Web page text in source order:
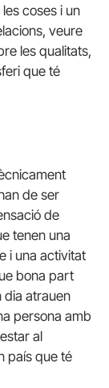
coses i un
veure
les qualitats,
que té
de ser
de
tenen una
i una activitat
bona part
dia atrauen
persona amb
al
país que té